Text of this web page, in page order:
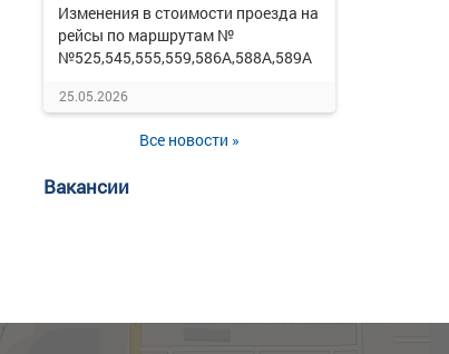
Изменения в стоимости проезда на
рейсы по маршрутам №
№525,545,555,559,586А,588А,589А
25.05.2026
Все новости »
Вакансии